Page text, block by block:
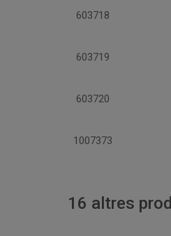
603718
603719
603720
1007373
16 altres